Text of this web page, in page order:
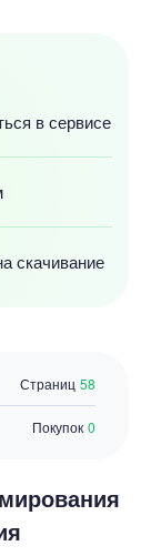
в сервисе
скачивание
Страниц 58
Покупок 0